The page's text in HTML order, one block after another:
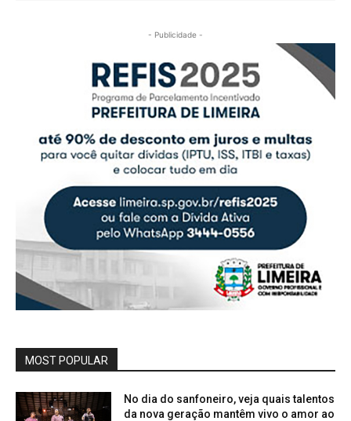
- Publicidade -
MOST POPULAR
No dia do sanfoneiro, veja quais talentos
da nova geração mantêm vivo o amor ao